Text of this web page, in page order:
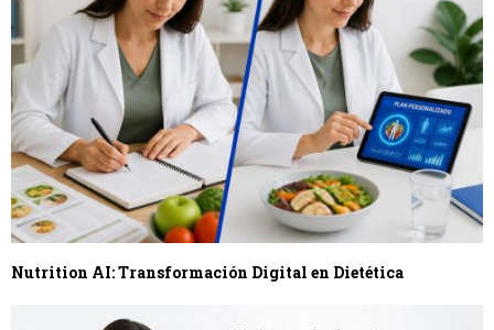
Nutrition AI: Transformación Digital en Dietética